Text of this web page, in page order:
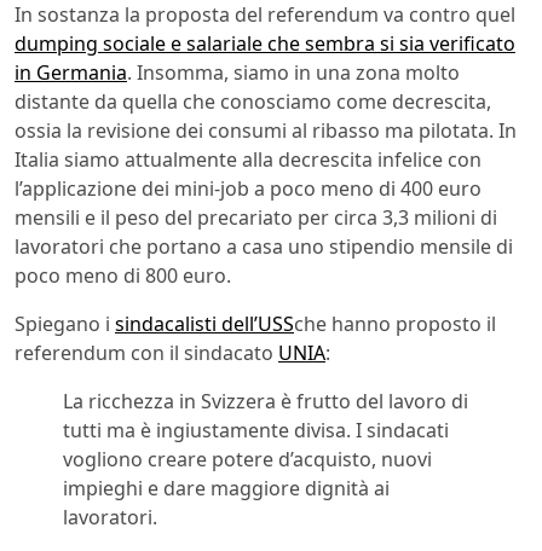
In sostanza la proposta del referendum va contro quel
dumping sociale e salariale che sembra si sia verificato
in Germania. Insomma, siamo in una zona molto
distante da quella che conosciamo come decrescita,
ossia la revisione dei consumi al ribasso ma pilotata. In
Italia siamo attualmente alla decrescita infelice con
l’applicazione dei mini-job a poco meno di 400 euro
mensili e il peso del precariato per circa 3,3 milioni di
lavoratori che portano a casa uno stipendio mensile di
poco meno di 800 euro.
Spiegano i sindacalisti dell’USSche hanno proposto il
referendum con il sindacato UNIA:
La ricchezza in Svizzera è frutto del lavoro di
tutti ma è ingiustamente divisa. I sindacati
vogliono creare potere d’acquisto, nuovi
impieghi e dare maggiore dignità ai
lavoratori.